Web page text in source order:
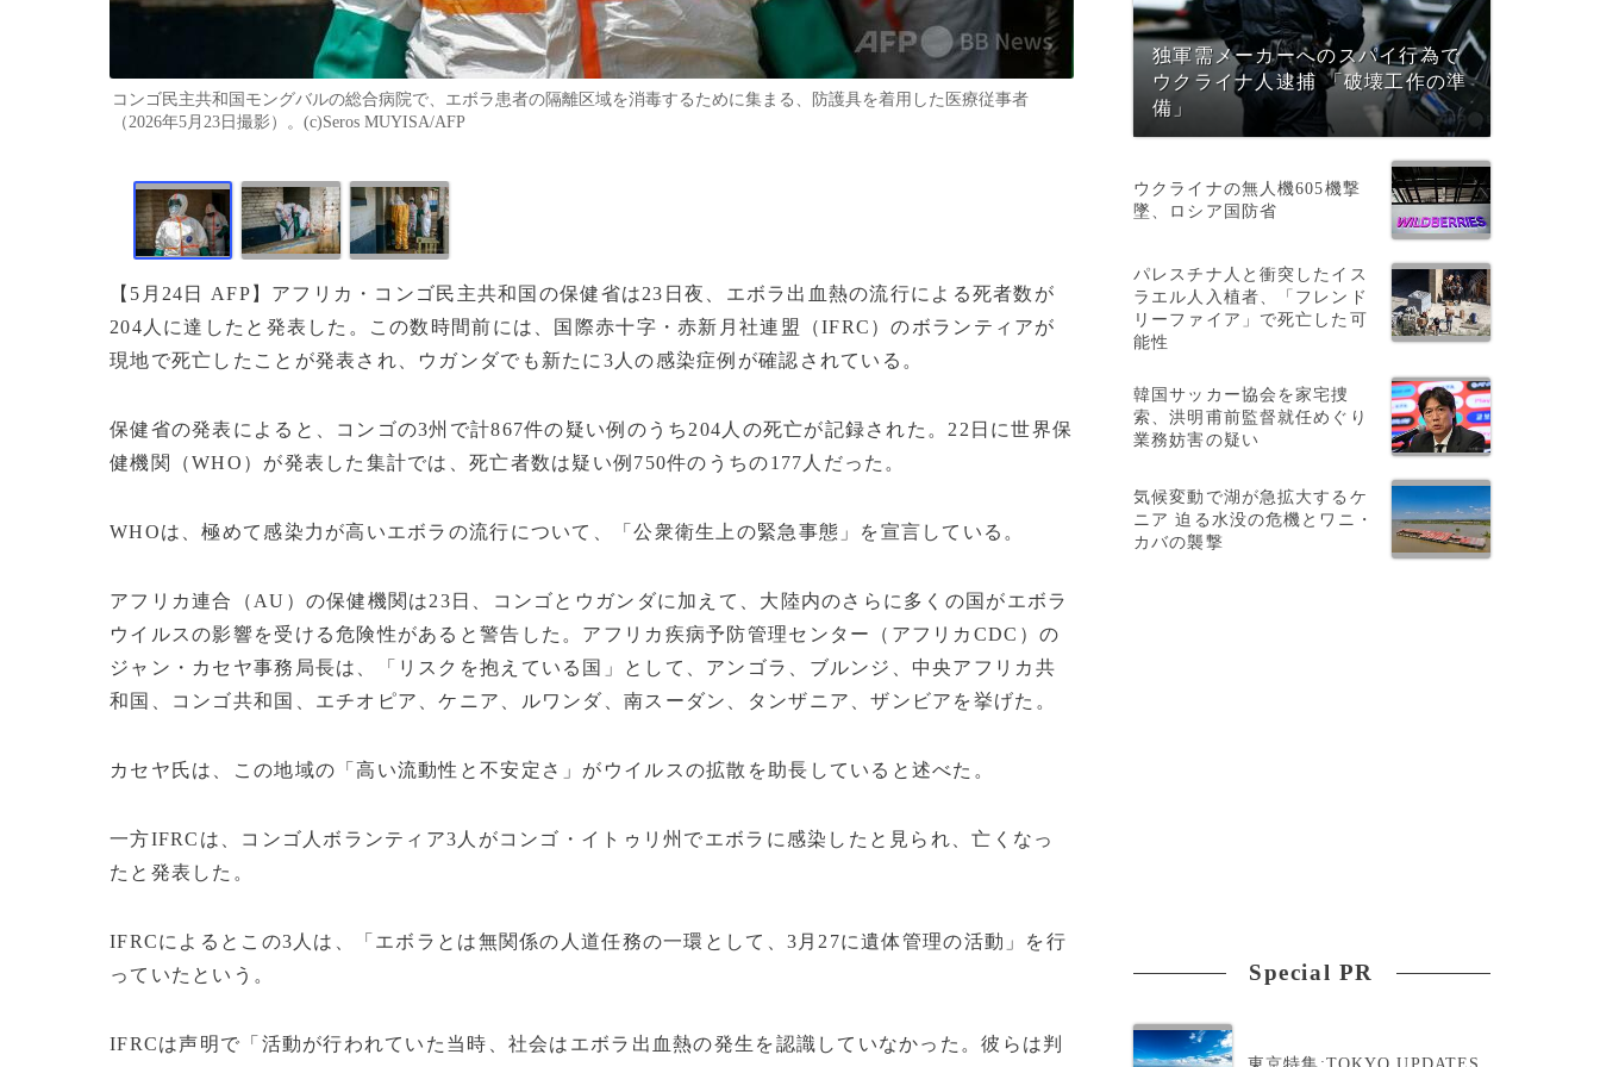
コンゴ民主共和国モングバルの総合病院で、エボラ患者の隔離区域を消毒するために集まる、防護具を着用した医療従事者
（2026年5月23日撮影）。(c)Seros MUYISA/AFP
【5月24日 AFP】アフリカ・コンゴ民主共和国の保健省は23日夜、エボラ出血熱の流行による死者数が
204人に達したと発表した。この数時間前には、国際赤十字・赤新月社連盟（IFRC）のボランティアが
現地で死亡したことが発表され、ウガンダでも新たに3人の感染症例が確認されている。
保健省の発表によると、コンゴの3州で計867件の疑い例のうち204人の死亡が記録された。22日に世界保
健機関（WHO）が発表した集計では、死亡者数は疑い例750件のうちの177人だった。
WHOは、極めて感染力が高いエボラの流行について、「公衆衛生上の緊急事態」を宣言している。
アフリカ連合（AU）の保健機関は23日、コンゴとウガンダに加えて、大陸内のさらに多くの国がエボラ
ウイルスの影響を受ける危険性があると警告した。アフリカ疾病予防管理センター（アフリカCDC）の
ジャン・カセヤ事務局長は、「リスクを抱えている国」として、アンゴラ、ブルンジ、中央アフリカ共
和国、コンゴ共和国、エチオピア、ケニア、ルワンダ、南スーダン、タンザニア、ザンビアを挙げた。
カセヤ氏は、この地域の「高い流動性と不安定さ」がウイルスの拡散を助長していると述べた。
一方IFRCは、コンゴ人ボランティア3人がコンゴ・イトゥリ州でエボラに感染したと見られ、亡くなっ
たと発表した。
IFRCによるとこの3人は、「エボラとは無関係の人道任務の一環として、3月27に遺体管理の活動」を行
っていたという。
IFRCは声明で「活動が行われていた当時、社会はエボラ出血熱の発生を認識していなかった。彼らは判
独軍需メーカーへのスパイ行為で
ウクライナ人逮捕 「破壊工作の準
備」
ウクライナの無人機605機撃
墜、ロシア国防省
パレスチナ人と衝突したイス
ラエル人入植者、「フレンド
リーファイア」で死亡した可
能性
韓国サッカー協会を家宅捜
索、洪明甫前監督就任めぐり
業務妨害の疑い
気候変動で湖が急拡大するケ
ニア 迫る水没の危機とワニ・
カバの襲撃
Special PR
東京特集:TOKYO UPDATES